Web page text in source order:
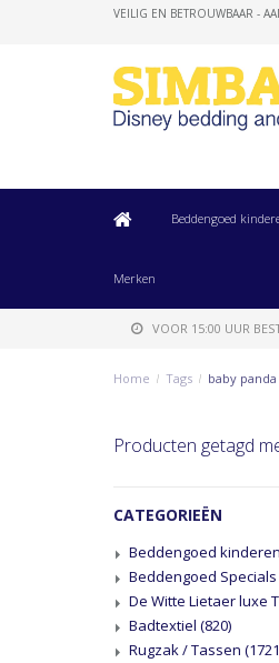
VEILIG EN BETROUWBAAR -
Beddengoed
Merken
VOOR 15:00 UUR
Home / Tags / baby panda
Producten getagd
CATEGORIEËN
Beddengoed kinderen
Beddengoed Specials
De Witte Lietaer luxe
Badtextiel (820)
Rugzak / Tassen